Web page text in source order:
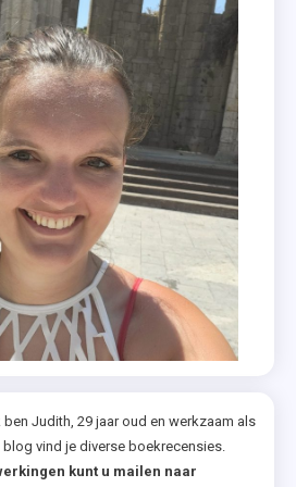
Judith, 29 jaar oud en werkzaam als
vind je diverse boekrecensies.
kunt u mailen naar